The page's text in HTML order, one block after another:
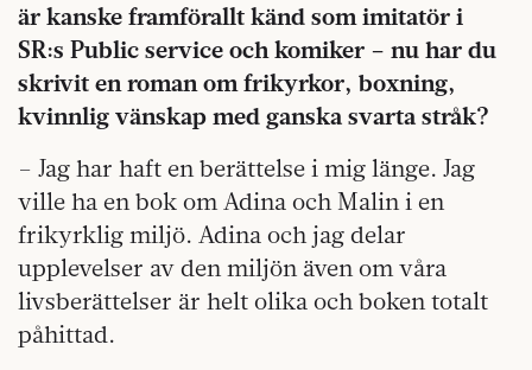
är kanske framförallt känd som imitatör i
SR:s Public service och komiker – nu har du
skrivit en roman om frikyrkor, boxning,
kvinnlig vänskap med ganska svarta stråk?
– Jag har haft en berättelse i mig länge. Jag
ville ha en bok om Adina och Malin i en
frikyrklig miljö. Adina och jag delar
upplevelser av den miljön även om våra
livsberättelser är helt olika och boken totalt
påhittad.